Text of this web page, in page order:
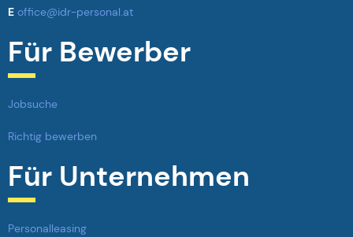
E office@idr-personal.at
Für Bewerber
Jobsuche
Richtig bewerben
Für Unternehmen
Personalleasing